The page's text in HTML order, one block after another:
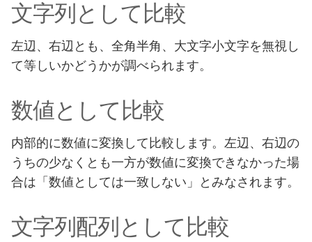
文字列として比較
左辺、右辺とも、全角半角、大文字小文字を無視し
て等しいかどうかが調べられます。
数値として比較
内部的に数値に変換して比較します。左辺、右辺の
うちの少なくとも一方が数値に変換できなかった場
合は「数値としては一致しない」とみなされます。
文字列配列として比較